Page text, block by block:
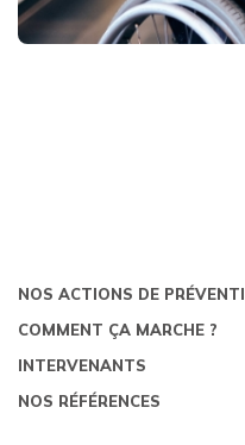
NOS ACTIONS DE
COMMENT ÇA MARCHE ?
INTERVENANTS
NOS RÉFÉRENCES